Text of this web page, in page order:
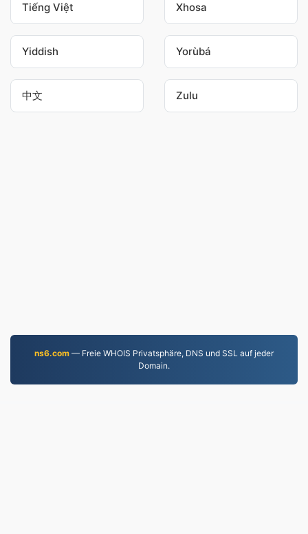
Tiếng Việt Xhosa
Yiddish Yorùbá
中文 Zulu
ns6.com — Freie WHOIS Privatsphäre, DNS und SSL auf jeder
Domain.